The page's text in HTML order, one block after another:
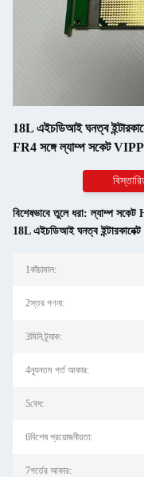
18L এইচডিআই ঘনত্ব
FR4 সঙ্গে ল্যাম্প সকেট
বিশেষভাবে তুলে ধরা:ল্যাম্প সকেট
18L এইচডিআই ঘনত্ব ইন্টারকানেক্ট
1কাঁচামাল:
2স্তর গণনা:
3মিনি ট্র্যাক:
4ন্যূনতম গর্ত আকার:
5বেধ:
6বিশেষ প্রয়োজনীয়তা:
7গর্তের আকার: